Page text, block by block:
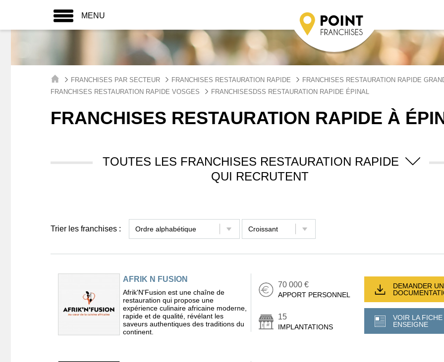
MENU
FRANCHISES PAR SECTEUR FRANCHISES RESTAURATION RAPIDE
FRANCHISES RESTAURATION RAPIDE
FRANCHISES RESTAURATION RAPIDE VOSGES
FRANCHISESDSS RESTAURATION RAPIDE ÉPINAL
FRANCHISES RESTAURATION RAPIDE À
TOUTES LES FRANCHISES RESTAURATION RAPIDE
QUI RECRUTENT
Trier les franchises :
AFRIK N FUSION
Afrik'N'Fusion est une chaîne de
restauration qui propose une
expérience culinaire africaine moderne,
rapide et de qualité, révélant les
saveurs authentiques des traditions du
continent.
70 000 €
APPORT PERSONNEL
15
IMPLANTATIONS
DEMANDER
VOIR LA FICHE
ENSEIGNE